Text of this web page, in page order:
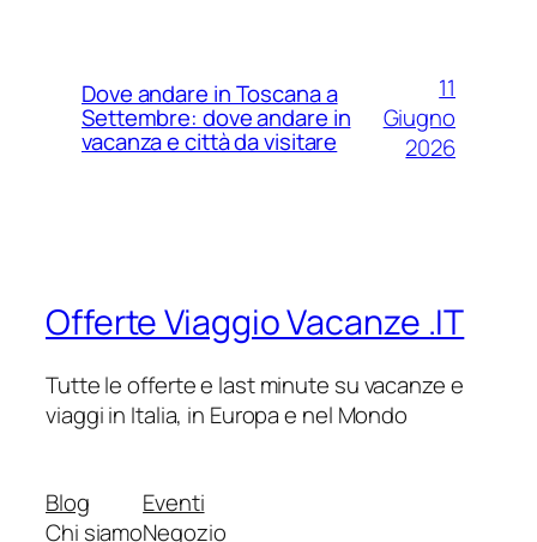
Dove andare in Toscana a
Settembre: dove andare in
vacanza e città da visitare
11
Giugno
2026
Offerte Viaggio Vacanze .IT
Tutte le offerte e last minute su vacanze e
viaggi in Italia, in Europa e nel Mondo
Blog
Chi siamo
Eventi
Negozio